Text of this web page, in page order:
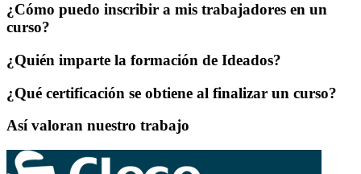
¿Cómo puedo inscribir a mis trabajadores en un
curso?
¿Quién imparte la formación de Ideados?
¿Qué certificación se obtiene al finalizar un curso?
Así valoran nuestro trabajo